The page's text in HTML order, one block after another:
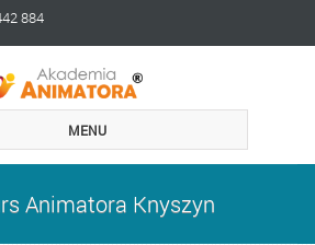
884
MENU
Animatora Knyszyn